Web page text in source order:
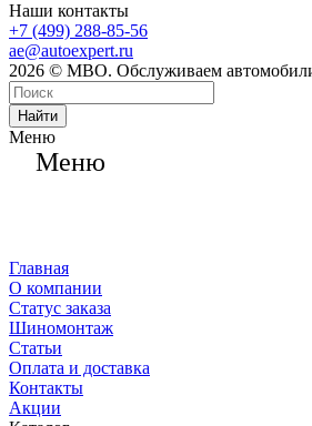
Наши контакты
+7 (499) 288-85-56
ae@autoexpert.ru
2026 © МВО. Обслуживаем
Найти
Меню
Меню
Главная
О компании
Статус заказа
Шиномонтаж
Статьи
Оплата и доставка
Контакты
Акции